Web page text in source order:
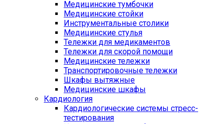
Медицинские тумбочки
Медицинские стойки
Инструментальные столики
Медицинские стулья
Тележки для медикаментов
Тележки для скорой помощи
Медицинские тележки
Транспортировочные тележки
Шкафы вытяжные
Медицинские шкафы
Кардиология
Кардиологические системы стресс-
тестирования